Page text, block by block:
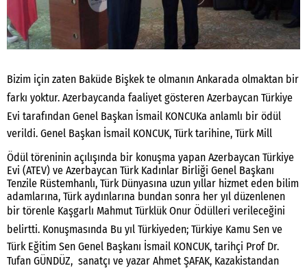
Bizim için zaten Baküde Bişkek te olmanın Ankarada olmaktan bir
farkı yoktur. Azerbaycanda faaliyet gösteren Azerbaycan Türkiye
Evi tarafından Genel Başkan İsmail KONCUKa anlamlı bir ödül
verildi. Genel Başkan İsmail KONCUK, Türk tarihine, Türk Mill
Ödül töreninin açılışında bir konuşma yapan Azerbaycan Türkiye
Evi (ATEV) ve Azerbaycan Türk Kadınlar Birliği Genel Başkanı
Tenzile Rüstemhanlı, Türk Dünyasına uzun yıllar hizmet eden bilim
adamlarına, Türk aydınlarına bundan sonra her yıl düzenlenen
bir törenle Kaşgarlı Mahmut Türklük Onur Ödülleri verileceğini
belirtti. Konuşmasında Bu yıl Türkiyeden; Türkiye Kamu Sen ve
Türk Eğitim Sen Genel Başkanı İsmail KONCUK, tarihçi Prof Dr.
Tufan GÜNDÜZ, sanatçı ve yazar Ahmet ŞAFAK, Kazakistandan